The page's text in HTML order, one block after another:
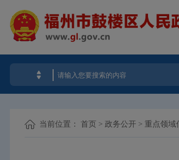
当前位置： 首页 > 政务公开 > 重点领域